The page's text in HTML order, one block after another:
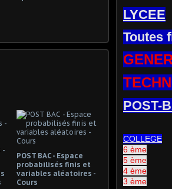
POST BAC - Espace
probabilisés finis et
variables aléatoires -
Cours
LYCEE
Toutes
POST-
COLLEGE
6 ème
5 ème
4 ème
3 ème